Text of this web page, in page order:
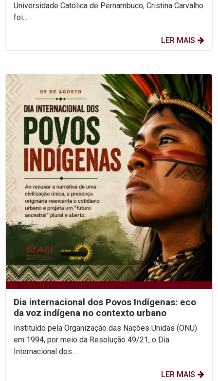
Universidade Católica de Pernambuco, Cristina Carvalho
foi...
LER MAIS
Dia internacional dos Povos Indígenas: eco
da voz indígena no contexto urbano
Instituído pela Organização das Nações Unidas (ONU)
em 1994, por meio da Resolução 49/21, o Dia
Internacional dos...
LER MAIS